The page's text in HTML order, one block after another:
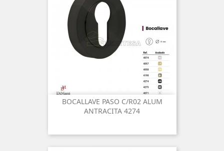
BOCALLAVE PASO C/R02 ALUM
ANTRACITA 4274